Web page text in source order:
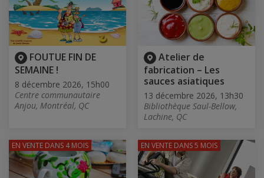
FOUTUE FIN DE
SEMAINE !
8 décembre 2026, 15h00
Centre communautaire
Anjou, Montréal, QC
Atelier de
fabrication – Les
sauces asiatiques
13 décembre 2026, 13h30
Bibliothèque Saul-Bellow,
Lachine, QC
EN VENTE DANS 4 MOIS EN VENTE DANS 5 MOIS